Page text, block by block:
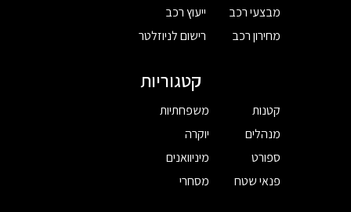
מבצעי רכב
מחירון רכב
ייעוץ רכב
רישום לניוזלטר
קטגוריות
קטנות
מנהלים
ספורט
פנאי שטח
משפחתיות
יוקרה
מיניוואנים
מסחרי